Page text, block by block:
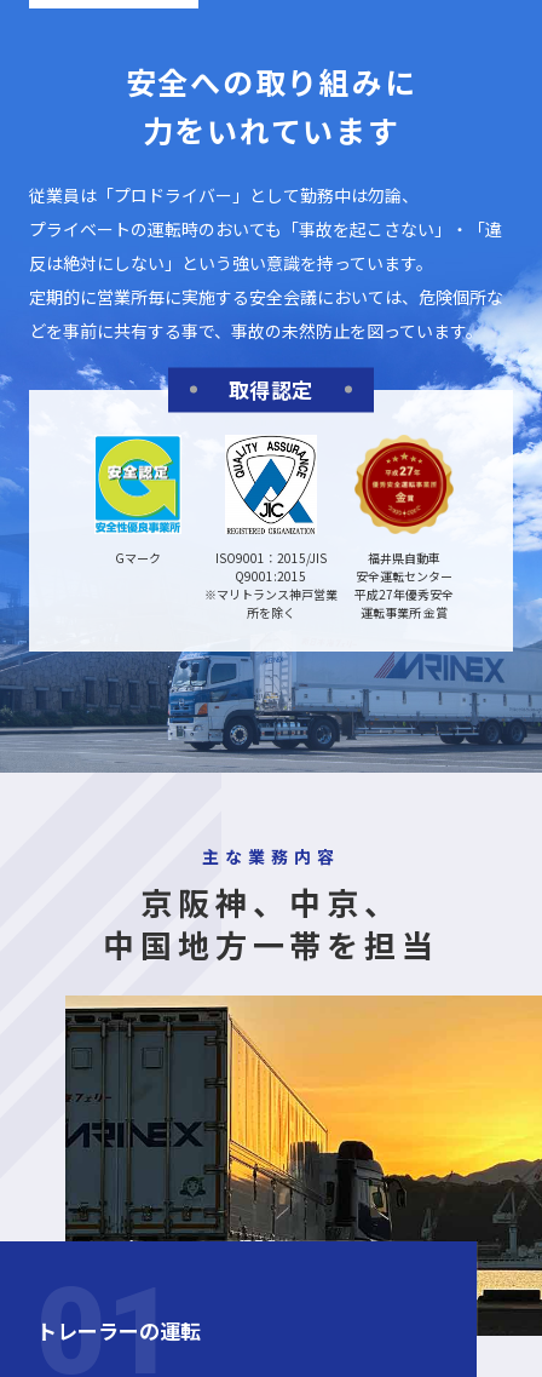
安全への取り組みに
力をいれています
従業員は「プロドライバー」として勤務中は勿論、
プライベートの運転時のおいても「事故を起こさない」・「違
反は絶対にしない」という強い意識を持っています。
定期的に営業所毎に実施する安全会議においては、危険個所な
どを事前に共有する事で、事故の未然防止を図っています。
取得認定
Gマーク
ISO9001：2015/JIS
Q9001:2015
※マリトランス神戸営業
所を除く
福井県自動車
安全運転センター
平成27年優秀安全
運転事業所 金賞
主な業務内容
京阪神、中京、
中国地方一帯を担当
トレーラーの運転